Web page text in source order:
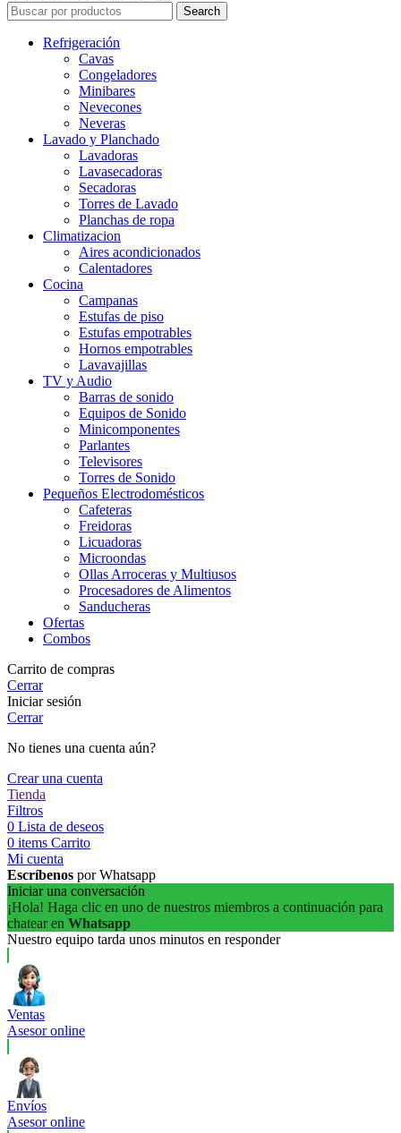
Search
Refrigeración
Cavas
Congeladores
Minibares
Nevecones
Neveras
Lavado y Planchado
Lavadoras
Lavasecadoras
Secadoras
Torres de Lavado
Planchas de ropa
Climatizacion
Aires acondicionados
Calentadores
Cocina
Campanas
Estufas de piso
Estufas empotrables
Hornos empotrables
Lavavajillas
TV y Audio
Barras de sonido
Equipos de Sonido
Minicomponentes
Parlantes
Televisores
Torres de Sonido
Pequeños Electrodomésticos
Cafeteras
Freidoras
Licuadoras
Microondas
Ollas Arroceras y Multiusos
Procesadores de Alimentos
Sanducheras
Ofertas
Combos
Carrito de compras
Cerrar
Iniciar sesión
Cerrar
No tienes una cuenta aún?
Crear una cuenta
Tienda
Filtros
0 Lista de deseos
0 items Carrito
Mi cuenta
Escríbenos por Whatsapp
Iniciar una conversación
¡Hola! Haga clic en uno de nuestros miembros a continuación para
chatear en Whatsapp
Nuestro equipo tarda unos minutos en responder
Ventas
Asesor online
Envíos
Asesor online